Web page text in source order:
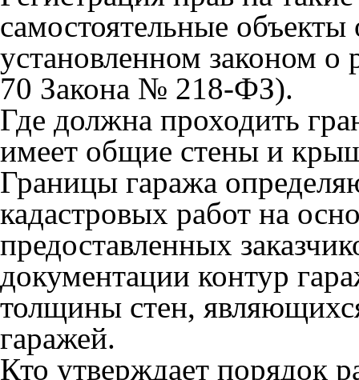
самостоятельные объекты
установленном законом о
70 Закона № 218-ФЗ).
Где должна проходить
имеет общие стены и
Границы гаража
кадастровых работ на
предоставленных
документации контур
толщины стен,
гаражей.
Кто утверждает порядок